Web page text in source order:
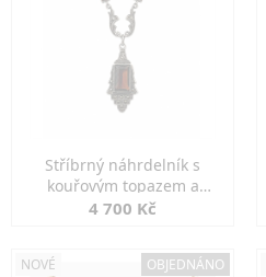
Stříbrný náhrdelník s
kouřovým topazem a
markazity
4 700 Kč
NOVÉ OBJEDNÁNO